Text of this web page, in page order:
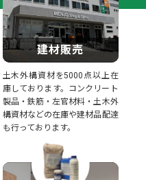
建材販売
土木外構資材を5000点以上在
庫しております。コンクリート
製品・鉄筋・左官材料・土木外
構資材などの在庫や建材品配達
も行っております。